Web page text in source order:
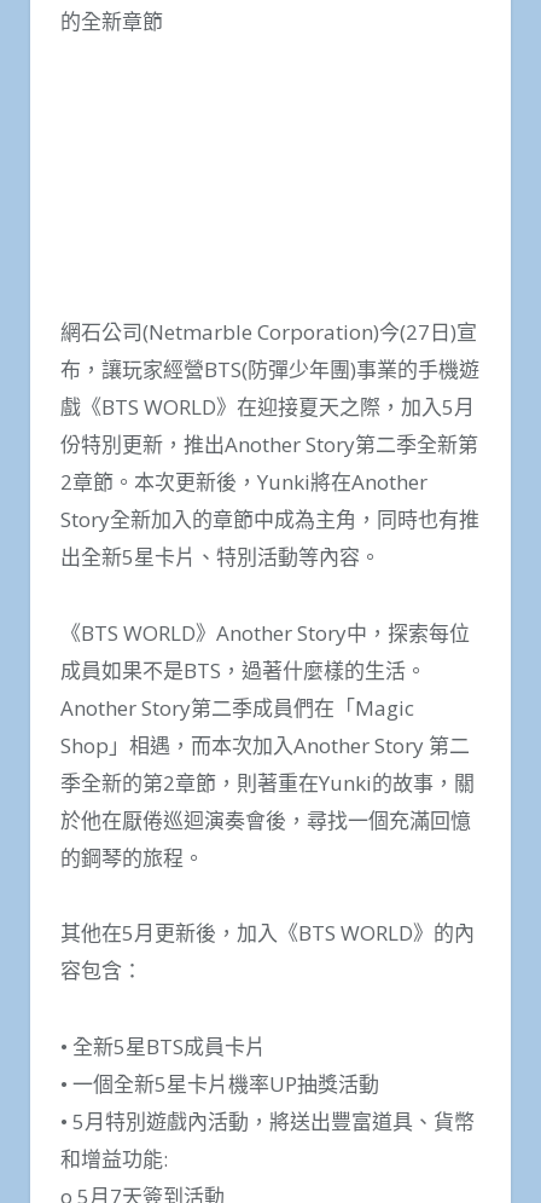
的全新章節
網石公司(Netmarble Corporation)今(27日)宣
布，讓玩家經營BTS(防彈少年團)事業的手機遊
戲《BTS WORLD》在迎接夏天之際，加入5月
份特別更新，推出Another Story第二季全新第
2章節。本次更新後，Yunki將在Another
Story全新加入的章節中成為主角，同時也有推
出全新5星卡片、特別活動等內容。
《BTS WORLD》Another Story中，探索每位
成員如果不是BTS，過著什麼樣的生活。
Another Story第二季成員們在「Magic
Shop」相遇，而本次加入Another Story 第二
季全新的第2章節，則著重在Yunki的故事，關
於他在厭倦巡迴演奏會後，尋找一個充滿回憶
的鋼琴的旅程。
其他在5月更新後，加入《BTS WORLD》的內
容包含：
• 全新5星BTS成員卡片
• 一個全新5星卡片機率UP抽獎活動
• 5月特別遊戲內活動，將送出豐富道具、貨幣
和增益功能:
o 5月7天簽到活動